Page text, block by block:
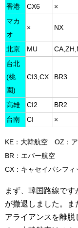
香港 CX6
×
マカ
オ
× NX
北京 MU
台北
(桃
園)
CI3,CX BR3
高雄 CI2
BR2
台南
CI ×
KE：大韓航空 OZ：
BR：エバー航空
CX：キャセイパシフ
まず、韓国路線で
が撤退しました。
アライアンスを離